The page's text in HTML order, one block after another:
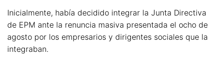
Inicialmente, había decidido integrar la Junta Directiva
de EPM ante la renuncia masiva presentada el ocho de
agosto por los empresarios y dirigentes sociales que la
integraban.